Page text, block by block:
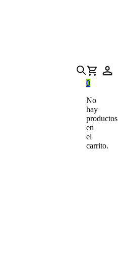
0
No
hay
productos
en
el
carrito.